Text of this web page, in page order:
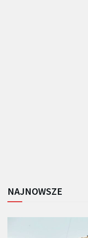
NAJNOWSZE